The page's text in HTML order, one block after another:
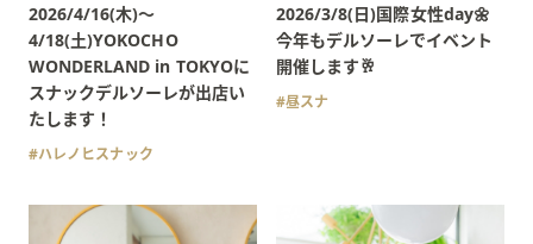
2026/4/16(木)〜
4/18(土)YOKOCHO
WONDERLAND in TOKYOに
スナックデルソーレが出店い
たします！
ハレノヒスナック
2026/3/8(日)国際女性day🌼
今年もデルソーレでイベント
開催します🥂
昼スナ